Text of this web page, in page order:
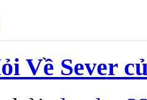
Về Sever